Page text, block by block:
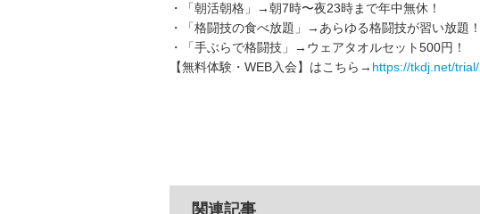
・「朝活朝格」→朝7時〜夜23時まで年中無休！
・「格闘技の食べ放題」→あらゆる格闘技が習い放題！
・「手ぶらで格闘技」→ウェアタオルセット500円！
【無料体験・WEB入会】はこちら→ https://tkdj.net/trial/
関連記事